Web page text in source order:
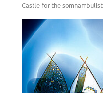
Castle for the somnambulist